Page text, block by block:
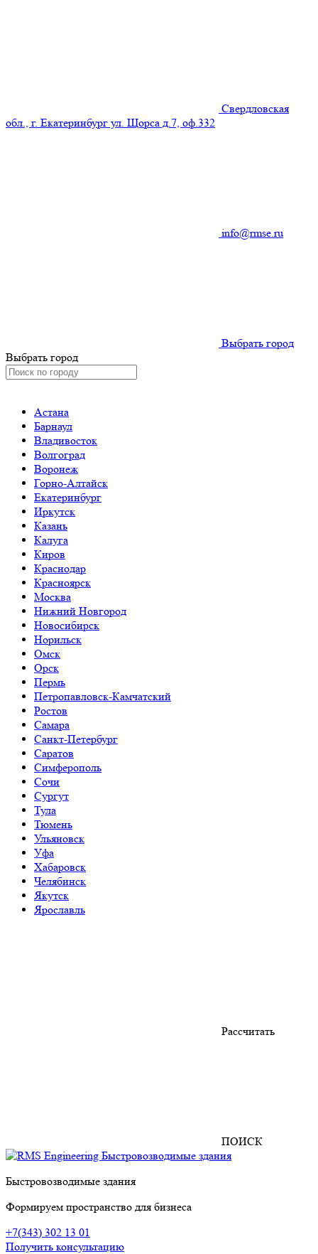
Свердловская
обл., г. Екатеринбург ул. Щорса д.7, оф.332
info@rmse.ru
Выбрать город
Выбрать город
Астана
Барнаул
Владивосток
Волгоград
Воронеж
Горно-Алтайск
Екатеринбург
Иркутск
Казань
Калуга
Киров
Краснодар
Красноярск
Москва
Нижний Новгород
Новосибирск
Норильск
Омск
Орск
Пермь
Петропавловск-Камчатский
Ростов
Самара
Санкт-Петербург
Саратов
Симферополь
Сочи
Сургут
Тула
Тюмень
Ульяновск
Уфа
Хабаровск
Челябинск
Якутск
Ярославль
Рассчитать
ПОИСК
Быстровозводимые здания
Формируем пространство для бизнеса
+7(343) 302 13 01
Получить консультацию